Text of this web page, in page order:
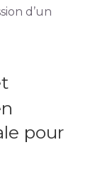
d’un
pour